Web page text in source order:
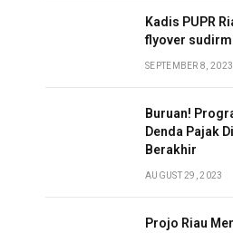
Kadis PUPR
flyover
SEPTEMBER 8, 2023
Buruan!
Denda Pajak
Berakhir
AUGUST 29, 2023
Projo Riau